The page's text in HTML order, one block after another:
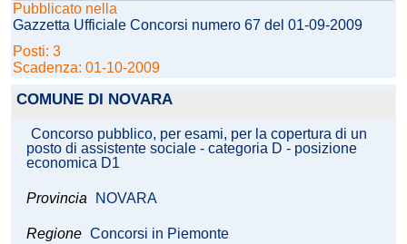
Pubblicato nella
Gazzetta Ufficiale Concorsi numero 67 del 01-09-2009
Posti: 3
Scadenza: 01-10-2009
COMUNE DI NOVARA
Concorso pubblico, per esami, per la copertura di un
posto di assistente sociale - categoria D - posizione
economica D1
Provincia NOVARA
Regione Concorsi in Piemonte